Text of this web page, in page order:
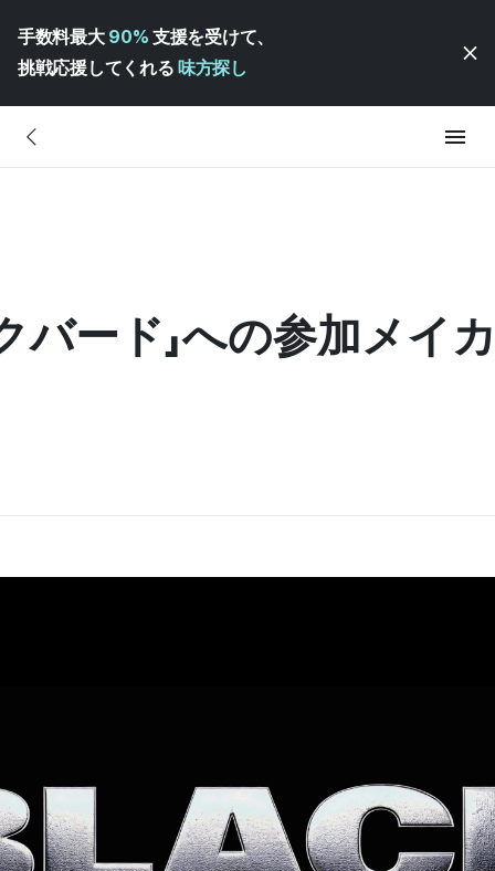
手数料最大 90% 支援を受けて、
挑戦応援してくれる 味方探し
バード」への参加メイ